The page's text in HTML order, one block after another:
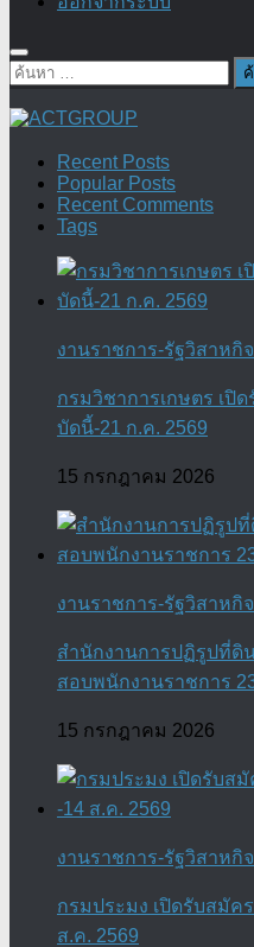
ค้นหา
Recent Posts
Popular Posts
Recent Comments
Tags
งานราชการ-รัฐวิสาหกิ
กรมวิชาการเกษตร เปิ
บัดนี้-21 ก.ค. 2569
15 กรกฎาคม 2026
งานราชการ-รัฐวิสาหกิ
สำนักงานการปฏิรูปที่ดิ
สอบพนักงานราชการ
15 กรกฎาคม 2026
งานราชการ-รัฐวิสาหกิ
กรมประมง เปิดรับสมัค
ส.ค. 2569